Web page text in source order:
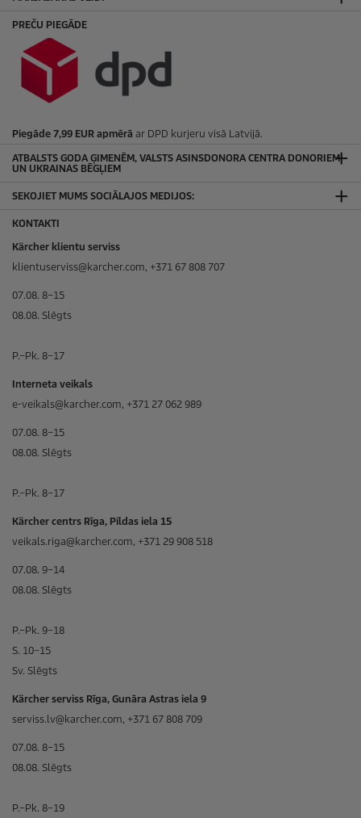
PREČU PIEGĀDE
Piegāde 7,99 EUR apmērā ar DPD kurjeru visā Latvijā.
ATBALSTS GODA ĢIMENĒM, VALSTS ASINSDONORA CENTRA DONORIEM
UN UKRAINAS BĒGĻIEM
SEKOJIET MUMS SOCIĀLAJOS MEDIJOS:
KONTAKTI
Kärcher klientu serviss
klientuserviss@karcher.com, +371 67 808 707
07.08. 8–15
08.08. Slēgts
P.–Pk. 8–17
Interneta veikals
e-veikals@karcher.com, +371 27 062 989
07.08. 8–15
08.08. Slēgts
P.–Pk. 8–17
Kärcher centrs Rīga, Pildas iela 15
veikals.riga@karcher.com, +371 29 908 518
07.08. 9–14
08.08. Slēgts
P.–Pk. 9–18
S. 10–15
Sv. Slēgts
Kärcher serviss Rīga, Gunāra Astras iela 9
serviss.lv@karcher.com, +371 67 808 709
07.08. 8–15
08.08. Slēgts
P.–Pk. 8–19